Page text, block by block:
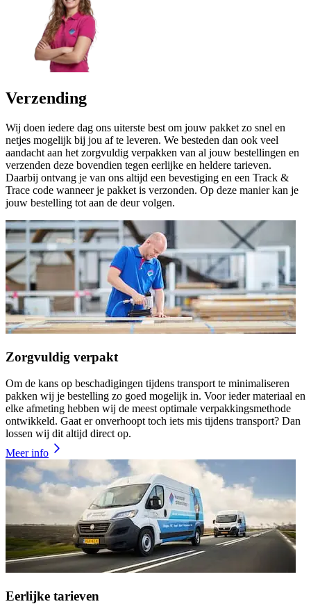
Verzending
Wij doen iedere dag ons uiterste best om jouw pakket zo snel en
netjes mogelijk bij jou af te leveren. We besteden dan ook veel
aandacht aan het zorgvuldig verpakken van al jouw bestellingen en
verzenden deze bovendien tegen eerlijke en heldere tarieven.
Daarbij ontvang je van ons altijd een bevestiging en een Track &
Trace code wanneer je pakket is verzonden. Op deze manier kan je
jouw bestelling tot aan de deur volgen.
Zorgvuldig verpakt
Om de kans op beschadigingen tijdens transport te minimaliseren
pakken wij je bestelling zo goed mogelijk in. Voor ieder materiaal en
elke afmeting hebben wij de meest optimale verpakkingsmethode
ontwikkeld. Gaat er onverhoopt toch iets mis tijdens transport? Dan
lossen wij dit altijd direct op.
Meer info
Eerlijke tarieven